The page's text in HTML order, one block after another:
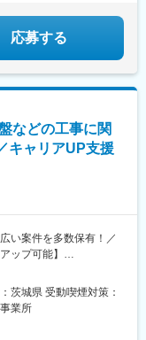
応募する
などの工事に関
キャリアUP支援
い案件を多数保有！／
ップ可能】
をお任せ。
茨城県 受動喫煙対策：
業所